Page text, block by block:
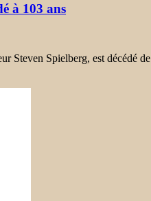
à 103 ans
Steven Spielberg, est décédé